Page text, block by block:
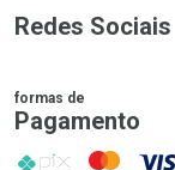
Redes Sociais
formas de
Pagamento
PIX MasterCard
VISA